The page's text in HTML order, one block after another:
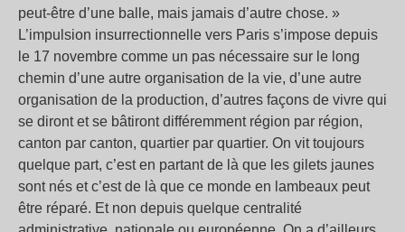
peut-être d’une balle, mais jamais d’autre chose. »
L’impulsion insurrectionnelle vers Paris s’impose depuis
le 17 novembre comme un pas nécessaire sur le long
chemin d’une autre organisation de la vie, d’une autre
organisation de la production, d’autres façons de vivre qui
se diront et se bâtiront différemment région par région,
canton par canton, quartier par quartier. On vit toujours
quelque part, c’est en partant de là que les gilets jaunes
sont nés et c’est de là que ce monde en lambeaux peut
être réparé. Et non depuis quelque centralité